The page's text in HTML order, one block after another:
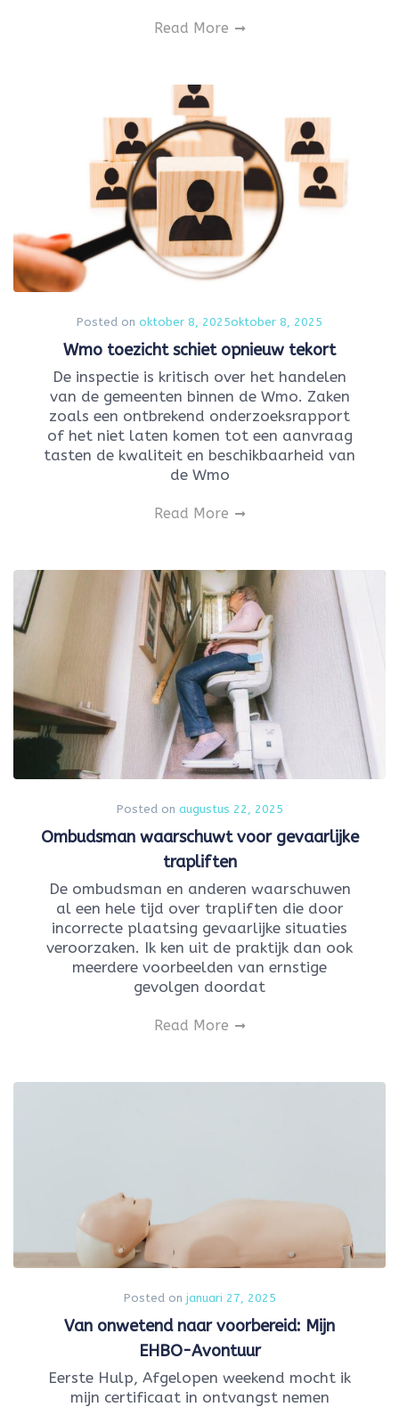
Read More
Posted on oktober 8, 2025oktober 8, 2025
Wmo toezicht schiet opnieuw tekort
De inspectie is kritisch over het handelen
van de gemeenten binnen de Wmo. Zaken
zoals een ontbrekend onderzoeksrapport
of het niet laten komen tot een aanvraag
tasten de kwaliteit en beschikbaarheid van
de Wmo
Read More
Posted on augustus 22, 2025
Ombudsman waarschuwt voor gevaarlijke
trapliften
De ombudsman en anderen waarschuwen
al een hele tijd over trapliften die door
incorrecte plaatsing gevaarlijke situaties
veroorzaken. Ik ken uit de praktijk dan ook
meerdere voorbeelden van ernstige
gevolgen doordat
Read More
Posted on januari 27, 2025
Van onwetend naar voorbereid: Mijn
EHBO-Avontuur
Eerste Hulp, Afgelopen weekend mocht ik
mijn certificaat in ontvangst nemen